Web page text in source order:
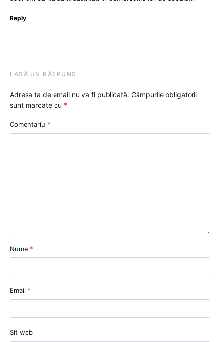
Reply
LASĂ UN RĂSPUNS
Adresa ta de email nu va fi publicată. Câmpurile obligatorii
sunt marcate cu *
Comentariu *
Nume *
Email *
Sit web